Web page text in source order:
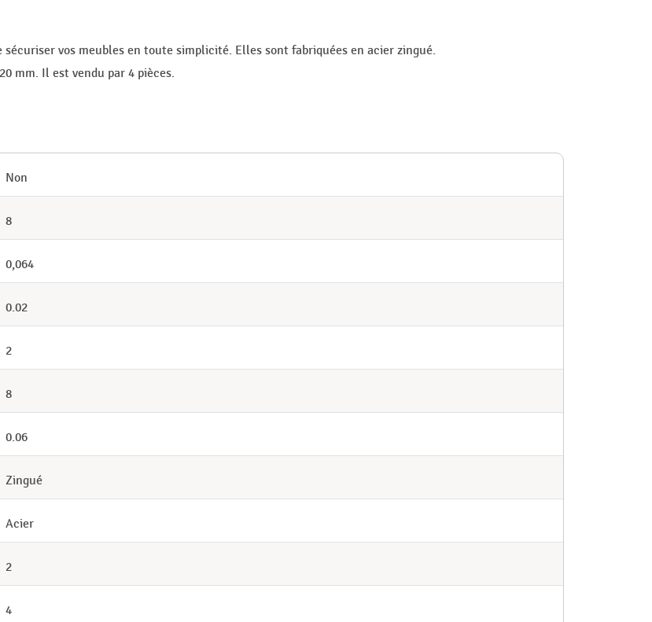
vos meubles en toute simplicité. Elles sont fabriquées en acier zingué.
mm. Il est vendu par 4 pièces.
Non
8
0,064
0.02
2
8
0.06
Zingué
Acier
2
4